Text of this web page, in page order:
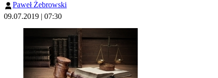
Paweł Żebrowski
09.07.2019 | 07:30